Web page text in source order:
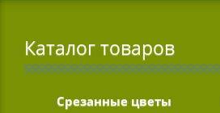
Каталог товаров
Срезанные цветы